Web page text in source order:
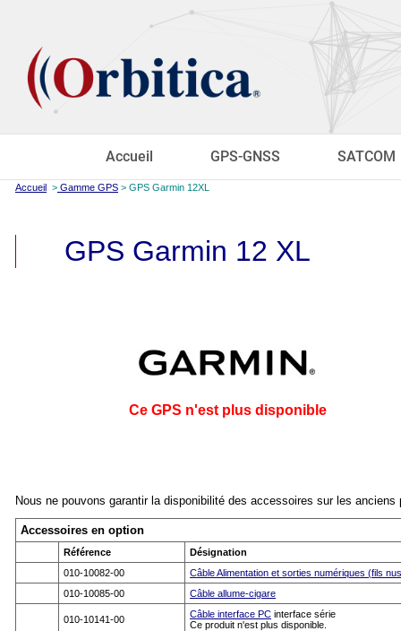
Accueil GPS-GNSS SATCOM
Accueil > Gamme GPS > GPS Garmin 12XL
GPS Garmin 12 XL
Ce GPS n'est plus disponible
Nous ne pouvons garantir la disponibilité des accessoires sur les
Accessoires en option
Référence
Désignation
010-10082-00
Câble Alimentation et sorties numériques (fils
010-10085-00
Câble allume-cigare
010-10141-00 Câble interface PC interface série
Ce produit n'est plus disponible.